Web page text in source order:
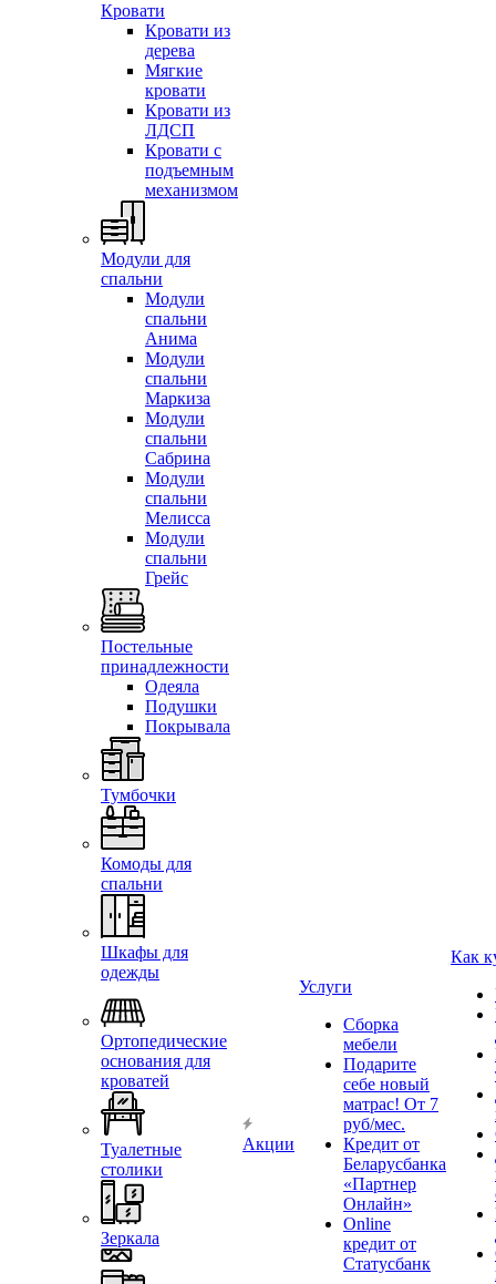
Кровати
Кровати из
дерева
Мягкие
кровати
Кровати из
ЛДСП
Кровати с
подъемным
механизмом
Модули для
спальни
Модули
спальни
Анима
Модули
спальни
Маркиза
Модули
спальни
Сабрина
Модули
спальни
Мелисса
Модули
спальни
Грейс
Постельные
принадлежности
Одеяла
Подушки
Покрывала
Тумбочки
Комоды для
спальни
Шкафы для
одежды
Ортопедические
основания для
кроватей
Туалетные
столики
Зеркала
Акции
Услуги
Сборка
мебели
Подарите
себе новый
матрас! От 7
руб/мес.
Кредит от
Беларусбанка
«Партнер
Онлайн»
Online
кредит от
Статусбанк
Как